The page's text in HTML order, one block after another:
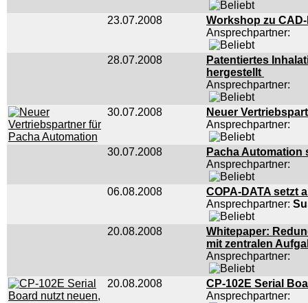
23.07.2008
Workshop zu
Ansprechpartner:
28.07.2008
Patentiertes
hergestellt
Ansprechpartner:
30.07.2008
Neuer
Ansprechpartner:
30.07.2008
Pacha Automation
Ansprechpartner:
06.08.2008
COPA-DATA setzt
Ansprechpartner:
20.08.2008
Whitepaper:
mit zentralen
Ansprechpartner:
20.08.2008
CP-102E Serial
Ansprechpartner: